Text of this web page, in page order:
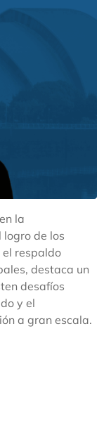
la
de los
respaldo
destaca un
desafíos
y el
a gran escala.